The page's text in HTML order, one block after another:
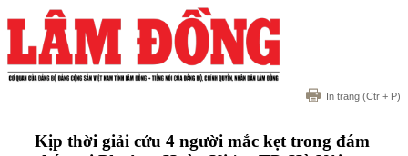
In trang (Ctr + P)
Kịp thời giải cứu 4 người mắc kẹt trong đám